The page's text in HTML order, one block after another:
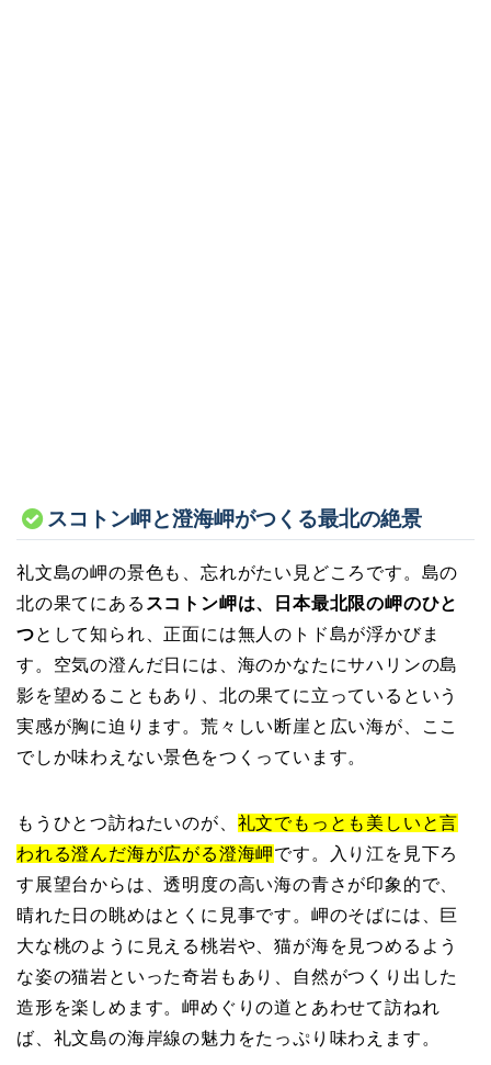
スコトン岬と澄海岬がつくる最北の絶景
礼文島の岬の景色も、忘れがたい見どころです。島の
北の果てにある スコトン岬は、日本最北限の岬のひと
つとして知られ、正面には無人のトド島が浮かびま
す。空気の澄んだ日には、海のかなたにサハリンの島
影を望めることもあり、北の果てに立っているという
実感が胸に迫ります。荒々しい断崖と広い海が、ここ
でしか味わえない景色をつくっています。
もうひとつ訪ねたいのが、 礼文でもっとも美しいと言
われる澄んだ海が広がる澄海岬です。入り江を見下ろ
す展望台からは、透明度の高い海の青さが印象的で、
晴れた日の眺めはとくに見事です。岬のそばには、巨
大な桃のように見える桃岩や、猫が海を見つめるよう
な姿の猫岩といった奇岩もあり、自然がつくり出した
造形を楽しめます。岬めぐりの道とあわせて訪ねれ
ば、礼文島の海岸線の魅力をたっぷり味わえます。